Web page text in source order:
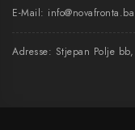
E-Mail: info@novafronta.ba
Adresse: Stjepan Polje